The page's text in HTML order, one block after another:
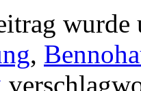
wurde
,